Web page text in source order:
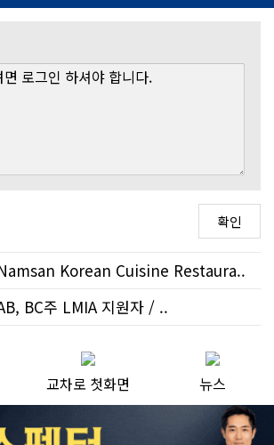
Korean Cuisine Restaura..
BC주 LMIA 지원자 / ..
교차로 첫화면 뉴스